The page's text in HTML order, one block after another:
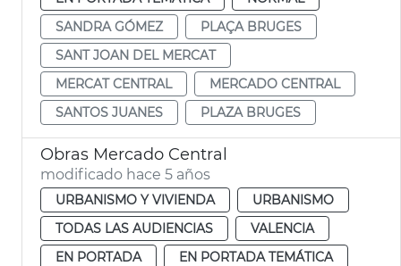
SANDRA GÓMEZ
PLAÇA BRUGES
SANT JOAN DEL MERCAT
MERCAT CENTRAL
MERCADO CENTRAL
SANTOS JUANES
PLAZA BRUGES
Obras Mercado Central
modificado hace 5 años
URBANISMO Y VIVIENDA
URBANISMO
TODAS LAS AUDIENCIAS
VALENCIA
EN PORTADA
EN PORTADA TEMÁTICA